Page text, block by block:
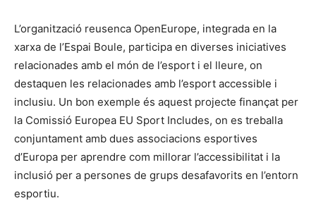
L’organització reusenca OpenEurope, integrada en la
xarxa de l’Espai Boule, participa en diverses iniciatives
relacionades amb el món de l’esport i el lleure, on
destaquen les relacionades amb l’esport accessible i
inclusiu. Un bon exemple és aquest projecte finançat per
la Comissió Europea EU Sport Includes, on es treballa
conjuntament amb dues associacions esportives
d’Europa per aprendre com millorar l’accessibilitat i la
inclusió per a persones de grups desafavorits en l’entorn
esportiu.